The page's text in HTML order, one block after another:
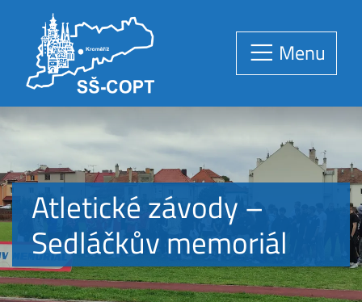
Menu
Atletické závody –
Sedláčkův memoriál